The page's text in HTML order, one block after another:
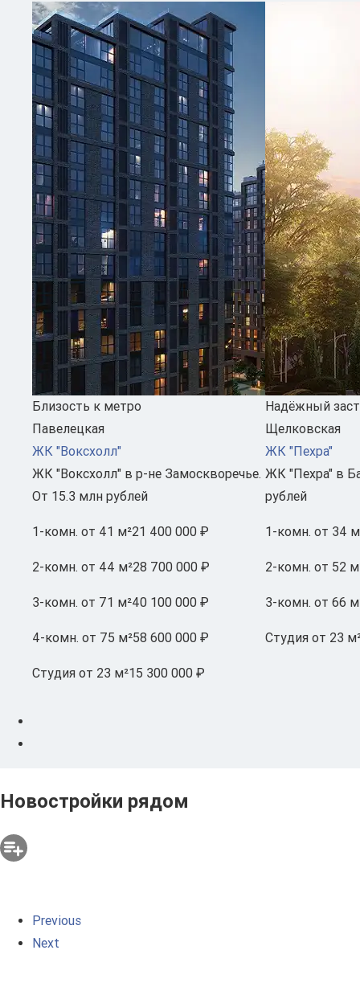
Близость к метро
Павелецкая
ЖК "Воксхолл"
ЖК "Воксхолл" в р-не Замоскворечье.
От 15.3 млн рублей
1-комн. от 41 м²21 400 000 ₽
2-комн. от 44 м²28 700 000 ₽
3-комн. от 71 м²40 100 000 ₽
4-комн. от 75 м²58 600 000 ₽
Студия от 23 м²15 300 000 ₽
Надёжный
Щелковская
ЖК "Пехра"
ЖК "Пехра" в
рублей
1-комн. от 34
2-комн. от 52
3-комн. от 66
Студия от 23
Новостройки рядом
Previous
Next